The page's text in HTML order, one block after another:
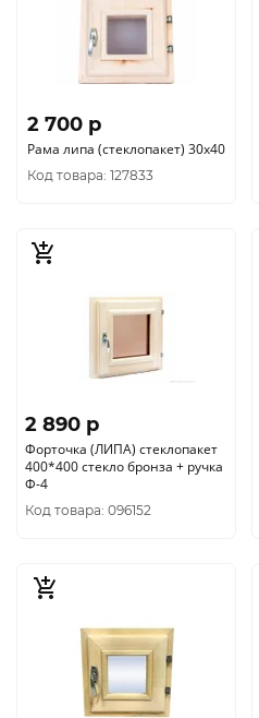
2 700 p
Рама липа (стеклопакет) 30х40
Код товара: 127833
2 890 p
Форточка (ЛИПА) стеклопакет
400*400 стекло бронза + ручка
Ф-4
Код товара: 096152